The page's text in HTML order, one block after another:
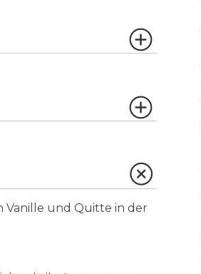
Vanille und Quitte in der